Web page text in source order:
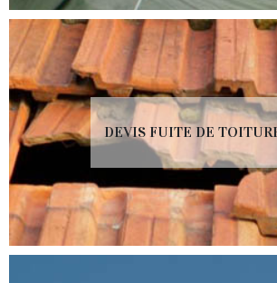
DEVIS FUITE DE